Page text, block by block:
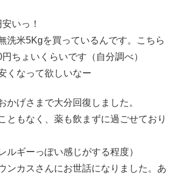
いっ！
洗米5Kgを買っているんです。こちら
ちょいくらいです（自分調べ）
くなって欲しいなー
かげさまで大分回復しました。
ともなく、薬も飲まずに過ごせており
ルギーっぽい感じがする程度）
ンカスさんにお世話になりました。あ